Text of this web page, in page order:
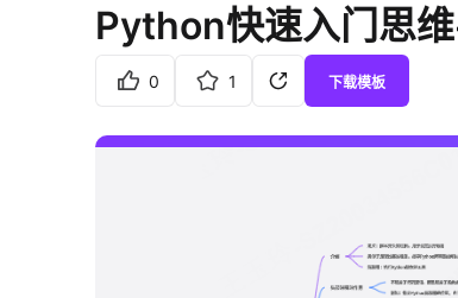
Python快速入门思
0 1 下载模板